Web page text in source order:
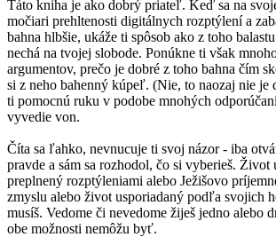
Táto kniha je ako dobrý priateľ. Keď sa na
močiari prehltenosti digitálnych rozptýlení a
bahna hlbšie, ukáže ti spôsob ako z toho
nechá na tvojej slobode. Ponúkne ti však
argumentov, prečo je dobré z toho bahna čím
si z neho bahenný kúpeľ. (Nie, to naozaj nie je
ti pomocnú ruku v podobe mnohých
vyvedie von.
Číta sa ľahko, nevnucuje ti svoj názor - iba
pravde a sám sa rozhodol, čo si vyberieš. Život
preplnený rozptýleniami alebo Ježišovo
zmyslu alebo život usporiadaný podľa svojich
musíš. Vedome či nevedome žiješ jedno alebo
obe možnosti nemôžu byť.